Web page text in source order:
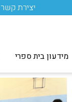
יצירת קשר
מידעון בית ספרי